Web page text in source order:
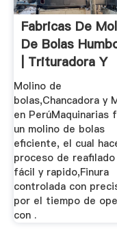
Fabricas De
De Bolas
| Trituradora Y
Molinos
Molino de
bolas,Chancadora y
en PerúMaquinarias
un molino de bolas
eficiente, el cual
proceso de reafilado
fácil y rapido,Finura
controlada con
por el tiempo de
con .